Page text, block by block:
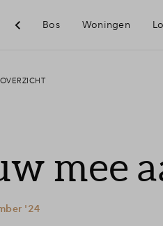
Bos Woningen
mee
'24